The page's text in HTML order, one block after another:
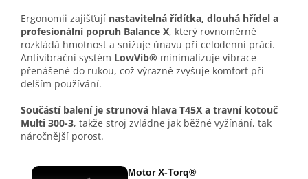
Ergonomii zajišťují nastavitelná řídítka, dlouhá hřídel a
profesionální popruh Balance X, který rovnoměrně
rozkládá hmotnost a snižuje únavu při celodenní práci.
Antivibrační systém LowVib® minimalizuje vibrace
přenášené do rukou, což výrazně zvyšuje komfort při
delším používání.
Součástí balení je strunová hlava T45X a travní kotouč
Multi 300-3, takže stroj zvládne jak běžné vyžínání, tak
náročnější porost.
Motor X-Torq®